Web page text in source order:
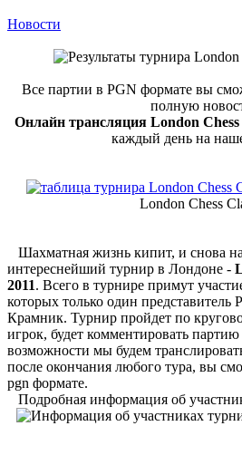
Новости
Все партии в PGN формате вы
полную
Онлайн трансляция London Chess
каждый день на
London Chess
Шахматная жизнь кипит, и снова
интереснейший турнир в Лондоне -
2011. Всего в турнире примут
которых только один представитель
Крамник. Турнир пройдет по
игрок, будет комментировать
возможности мы будем
после окончания любого тура, вы
pgn формате.
Подробная информация об